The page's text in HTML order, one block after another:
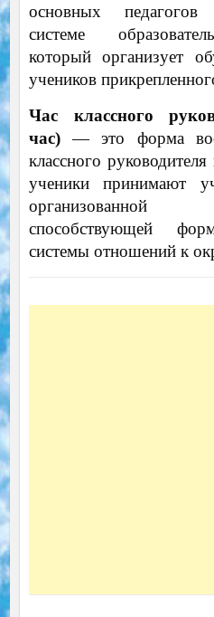
основных педагогов
системе
который организует
учеников
Час классного
час)— это форма
классного
ученики принимают
способствующей
системы отношений к